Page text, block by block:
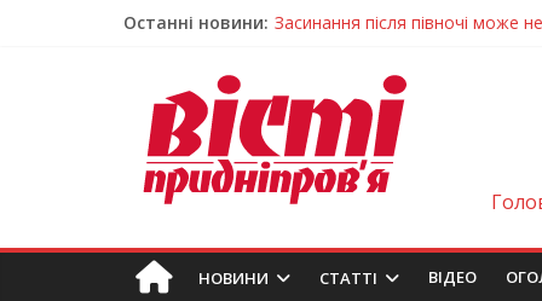
Останні новини: У Тернівці працюють над
У Самарі провели незвичайний
Світлові рішення майстрів із
Засинання після півночі може
НОВИНИ СТАТТІ ВIДЕО